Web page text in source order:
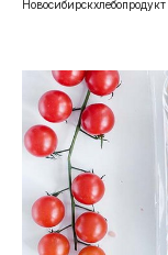
Новосибирскхлебопродукт